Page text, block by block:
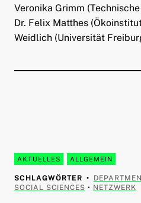
Veronika Grimm
Dr. Felix Matthes
Weidlich (Universität
AKTUELLES ALLGEMEIN
SCHLAGWÖRTER
SOCIAL SCIENCES • NETZWERK